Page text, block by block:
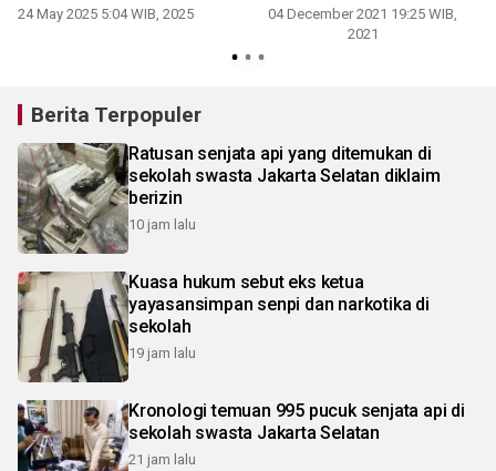
24 May 2025 5:04 WIB, 2025
04 December 2021 19:25 WIB,
2021
Berita Terpopuler
Ratusan senjata api yang ditemukan di
sekolah swasta Jakarta Selatan diklaim
berizin
10 jam lalu
Kuasa hukum sebut eks ketua
yayasansimpan senpi dan narkotika di
sekolah
19 jam lalu
Kronologi temuan 995 pucuk senjata api di
sekolah swasta Jakarta Selatan
21 jam lalu